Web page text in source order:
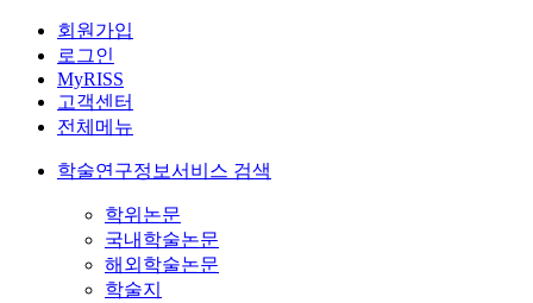
회원가입
로그인
MyRISS
고객센터
전체메뉴
학술연구정보서비스 검색
학위논문
국내학술논문
해외학술논문
학술지